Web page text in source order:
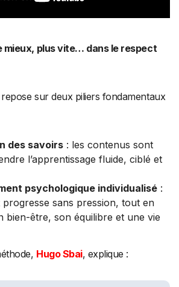
mieux, plus vite… dans le respect
sur deux piliers fondamentaux
des savoirs: les contenus sont
l’apprentissage fluide, ciblé et
psychologique individualisé:
sans pression, tout en
bien-être, son équilibre et une vie
Hugo Sbai, explique :